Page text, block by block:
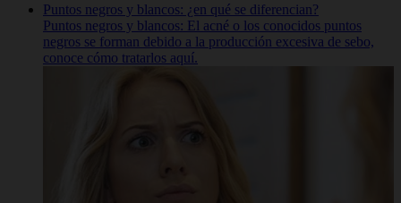
Puntos negros y blancos: ¿en qué se diferencian?
Puntos negros y blancos: El acné o los conocidos puntos
negros se forman debido a la producción excesiva de sebo,
conoce cómo tratarlos aquí.